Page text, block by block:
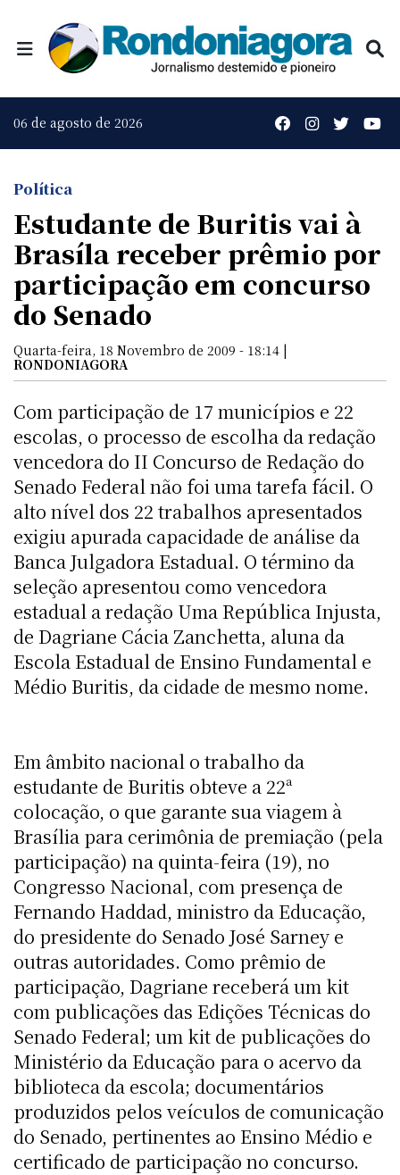
06 de agosto de 2026
Política
Estudante de Buritis vai à
Brasíla receber prêmio por
participação em concurso
do Senado
Quarta-feira, 18 Novembro de 2009 - 18:14 |
RONDONIAGORA
Com participação de 17 municípios e 22
escolas, o processo de escolha da redação
vencedora do II Concurso de Redação do
Senado Federal não foi uma tarefa fácil. O
alto nível dos 22 trabalhos apresentados
exigiu apurada capacidade de análise da
Banca Julgadora Estadual. O término da
seleção apresentou como vencedora
estadual a redação Uma República Injusta,
de Dagriane Cácia Zanchetta, aluna da
Escola Estadual de Ensino Fundamental e
Médio Buritis, da cidade de mesmo nome.
Em âmbito nacional o trabalho da
estudante de Buritis obteve a 22ª
colocação, o que garante sua viagem à
Brasília para cerimônia de premiação (pela
participação) na quinta-feira (19), no
Congresso Nacional, com presença de
Fernando Haddad, ministro da Educação,
do presidente do Senado José Sarney e
outras autoridades. Como prêmio de
participação, Dagriane receberá um kit
com publicações das Edições Técnicas do
Senado Federal; um kit de publicações do
Ministério da Educação para o acervo da
biblioteca da escola; documentários
produzidos pelos veículos de comunicação
do Senado, pertinentes ao Ensino Médio e
certificado de participação no concurso.